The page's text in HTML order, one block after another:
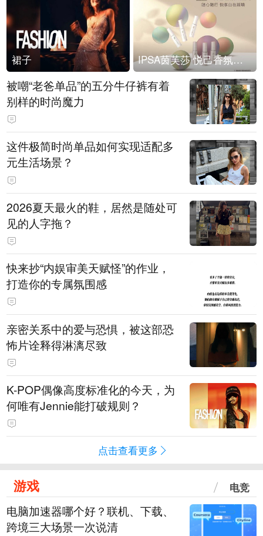
裙子 IPSA茵芙莎 悦己香氛凝露上市
被嘲“老爸单品”的五分牛仔裤有着
别样的时尚魔力
这件极简时尚单品如何实现适配多
元生活场景？
2026夏天最火的鞋，居然是随处可
见的人字拖？
快来抄“内娱审美天赋怪”的作业，
打造你的专属氛围感
亲密关系中的爱与恐惧，被这部恐
怖片诠释得淋漓尽致
K-POP偶像高度标准化的今天，为
何唯有Jennie能打破规则？
点击查看更多
游戏 电竞
电脑加速器哪个好？联机、下载、
跨境三大场景一次说清